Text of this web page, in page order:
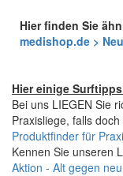
Hier finden Sie
medishop.de >
Hier einige
Bei uns LIEGEN Sie
Praxisliege, falls
Produktfinder für
Kennen Sie unseren
Aktion - Alt gegen neu